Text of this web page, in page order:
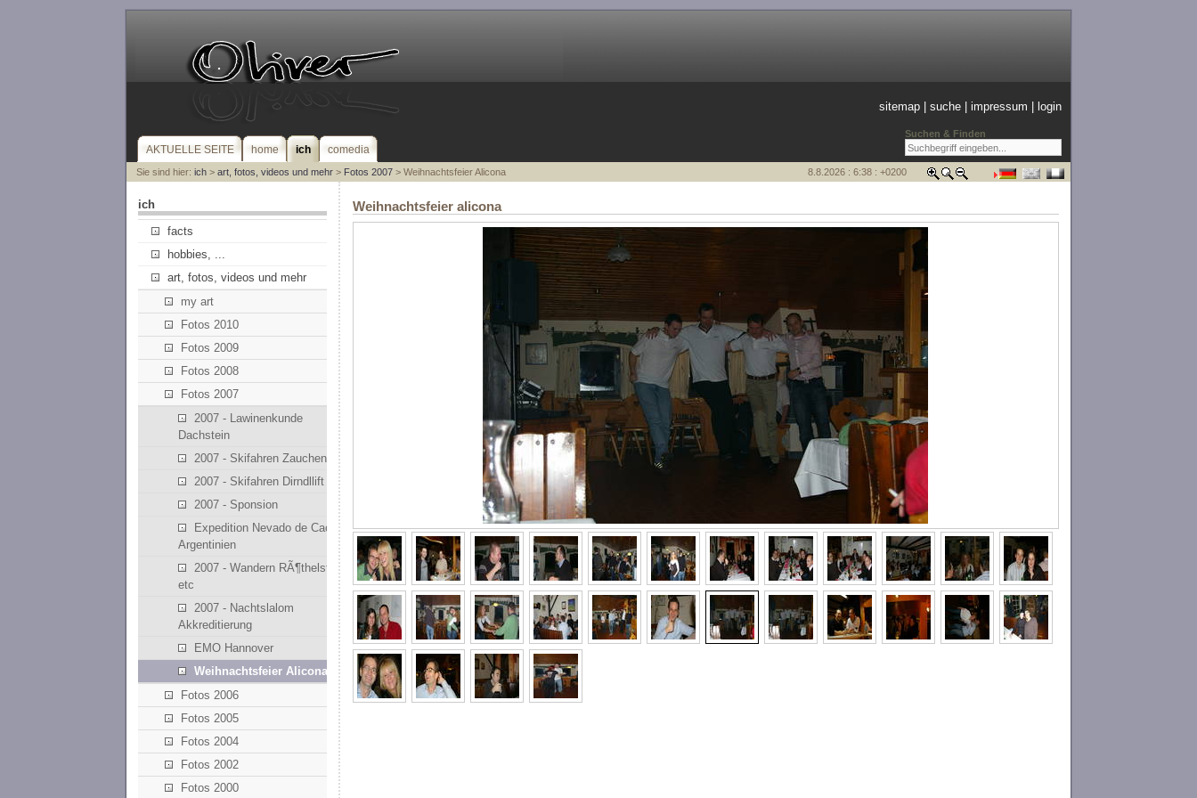
Suchen & Finden
sitemap |suche |impressum login
AKTUELLE SEITE home ich comedia
Sie sind hier: ich> art, fotos, videos und mehr> Fotos 2007> Weihnachtsfeier Alicona 8.8.2026 : 6:38 : +0200
ich
facts
hobbies, ...
art, fotos, videos und mehr
my art
Fotos 2010
Fotos 2009
Fotos 2008
Fotos 2007
2007 - Lawinenkunde
Dachstein
2007 - Skifahren Zauchensee
2007 - Skifahren Dirndllift
2007 - Sponsion
Expedition Nevado de Cachi -
Argentinien
2007 - Wandern RÃ¶thelstein
etc
2007 - Nachtslalom
Akkreditierung
EMO Hannover
Weihnachtsfeier Alicona
Fotos 2006
Fotos 2005
Fotos 2004
Fotos 2002
Fotos 2000
Weihnachtsfeier alicona